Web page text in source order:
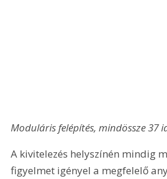
Moduláris felépítés, mindössze 37
A kivitelezés helyszínén mindig
figyelmet igényel a megfelelő